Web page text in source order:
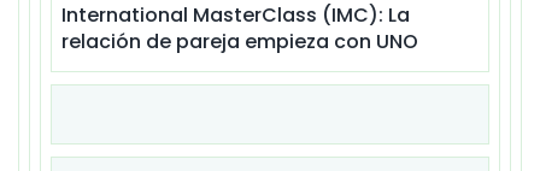
International MasterClass (IMC): La
relación de pareja empieza con UNO